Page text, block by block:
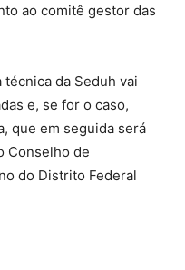
ao comitê gestor das
técnica da Seduh vai
e, se for o caso,
que em seguida será
Conselho de
do Distrito Federal